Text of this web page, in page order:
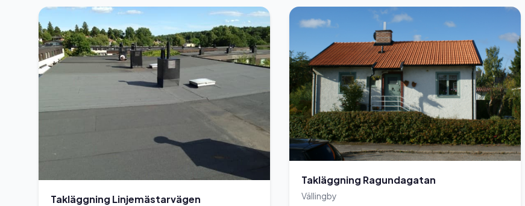
Takläggning Linjemästarvägen
Takläggning Ragundagatan
Vällingby